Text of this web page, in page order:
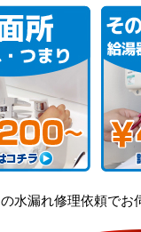
水漏れ修理依頼でお